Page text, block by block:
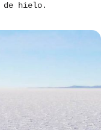
de hielo.